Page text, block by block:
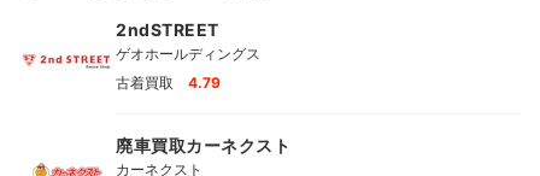
2ndSTREET
ゲオホールディングス
古着買取
4.79
廃車買取カーネクスト
カーネクスト